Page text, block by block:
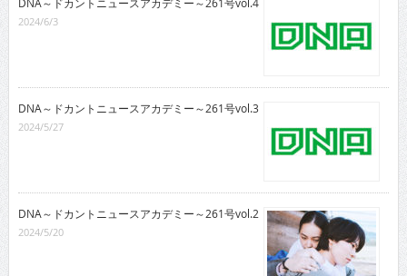
2024/6/3
DNA～ドカントニュースアカデミー～261号vol.3
2024/5/27
DNA～ドカントニュースアカデミー～261号vol.2
2024/5/20